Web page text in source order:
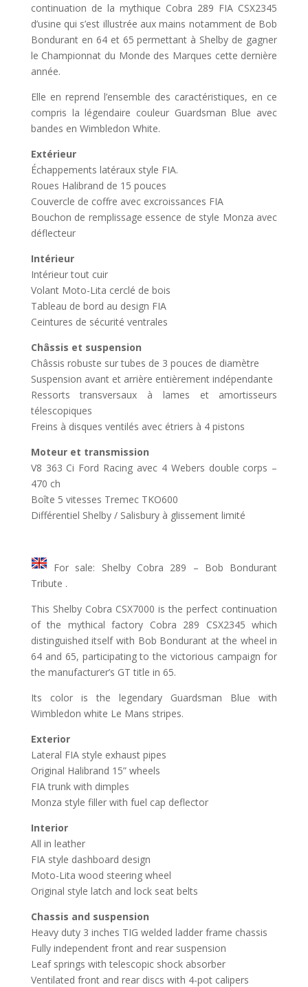
continuation de la mythique Cobra 289 FIA CSX2345
d’usine qui s’est illustrée aux mains notamment de Bob
Bondurant en 64 et 65 permettant à Shelby de gagner
le Championnat du Monde des Marques cette dernière
année.
Elle en reprend l’ensemble des caractéristiques, en ce
compris la légendaire couleur Guardsman Blue avec
bandes en Wimbledon White.
Extérieur
Échappements latéraux style FIA.
Roues Halibrand de 15 pouces
Couvercle de coffre avec excroissances FIA
Bouchon de remplissage essence de style Monza avec
déflecteur
Intérieur
Intérieur tout cuir
Volant Moto-Lita cerclé de bois
Tableau de bord au design FIA
Ceintures de sécurité ventrales
Châssis et suspension
Châssis robuste sur tubes de 3 pouces de diamètre
Suspension avant et arrière entièrement indépendante
Ressorts transversaux à lames et amortisseurs
télescopiques
Freins à disques ventilés avec étriers à 4 pistons
Moteur et transmission
V8 363 Ci Ford Racing avec 4 Webers double corps –
470 ch
Boîte 5 vitesses Tremec TKO600
Différentiel Shelby / Salisbury à glissement limité
For sale: Shelby Cobra 289 – Bob Bondurant
Tribute .
This Shelby Cobra CSX7000 is the perfect continuation
of the mythical factory Cobra 289 CSX2345 which
distinguished itself with Bob Bondurant at the wheel in
64 and 65, participating to the victorious campaign for
the manufacturer’s GT title in 65.
Its color is the legendary Guardsman Blue with
Wimbledon white Le Mans stripes.
Exterior
Lateral FIA style exhaust pipes
Original Halibrand 15” wheels
FIA trunk with dimples
Monza style filler with fuel cap deflector
Interior
All in leather
FIA style dashboard design
Moto-Lita wood steering wheel
Original style latch and lock seat belts
Chassis and suspension
Heavy duty 3 inches TIG welded ladder frame chassis
Fully independent front and rear suspension
Leaf springs with telescopic shock absorber
Ventilated front and rear discs with 4-pot calipers